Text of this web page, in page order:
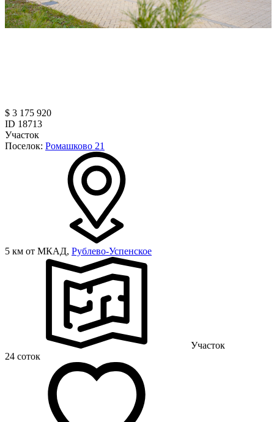
$ 3 175 920
ID 18713
Участок
Поселок: Ромашково 21
5 км от МКАД, Рублево-Успенское
Участок
24 соток